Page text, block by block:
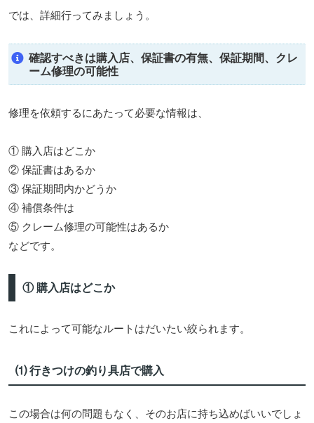
では、詳細行ってみましょう。
確認すべきは購入店、保証書の有無、保証期間、クレ
ーム修理の可能性
修理を依頼するにあたって必要な情報は、
① 購入店はどこか
② 保証書はあるか
③ 保証期間内かどうか
④ 補償条件は
⑤ クレーム修理の可能性はあるか
などです。
① 購入店はどこか
これによって可能なルートはだいたい絞られます。
⑴ 行きつけの釣り具店で購入
この場合は何の問題もなく、そのお店に持ち込めばいいでしょ